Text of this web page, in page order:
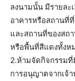
ลงนามนั้น มีรายละ
อาคารหรือสถานที่
และสถานที่ของสถ
หรือพื้นที่สีแดงทั้งห
2.ห้ามจัดกิจกรรมที่
การอนุญาตจากเจ้